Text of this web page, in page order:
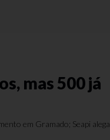
mas 500 já
em Gramado; Seapi alega